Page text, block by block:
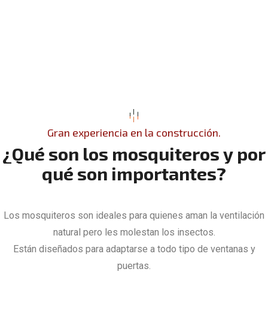
Gran experiencia en la construcción.
¿Qué son los mosquiterosy por
qué son importantes?
Los mosquiteros son ideales para quienes aman la ventilación
natural pero les molestan los insectos.
Están diseñados para adaptarse a todo tipo de ventanas y
puertas.